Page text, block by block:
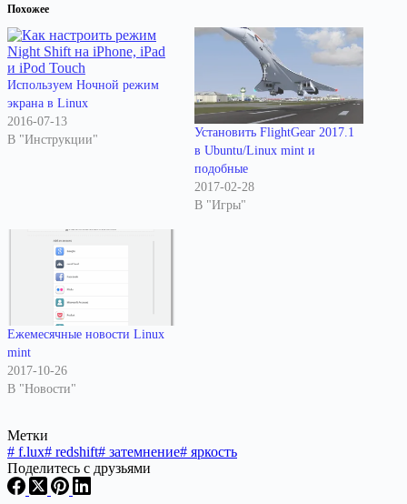
Похожее
Используем Ночной режим
экрана в Linux
2016-07-13
В "Инструкции"
Установить FlightGear 2017.1
в Ubuntu/Linux mint и
подобные
2017-02-28
В "Игры"
Ежемесячные новости Linux
mint
2017-10-26
В "Новости"
Метки
# f.lux# redshift# затемнение# яркость
Поделитесь с друзьями